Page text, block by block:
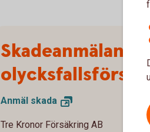
Skadeanmälan
Anmäl skada
Tre Kronor Försäkring AB